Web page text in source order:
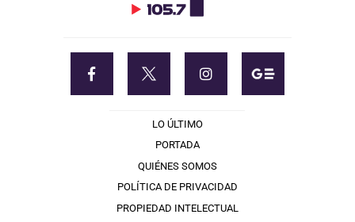
LO ÚLTIMO
PORTADA
QUIÉNES SOMOS
POLÍTICA DE PRIVACIDAD
PROPIEDAD INTELECTUAL